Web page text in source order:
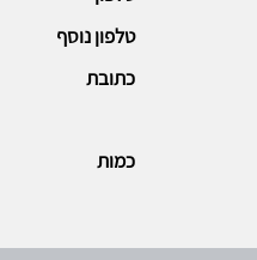
טלפון נוסף
כתובת
כמות